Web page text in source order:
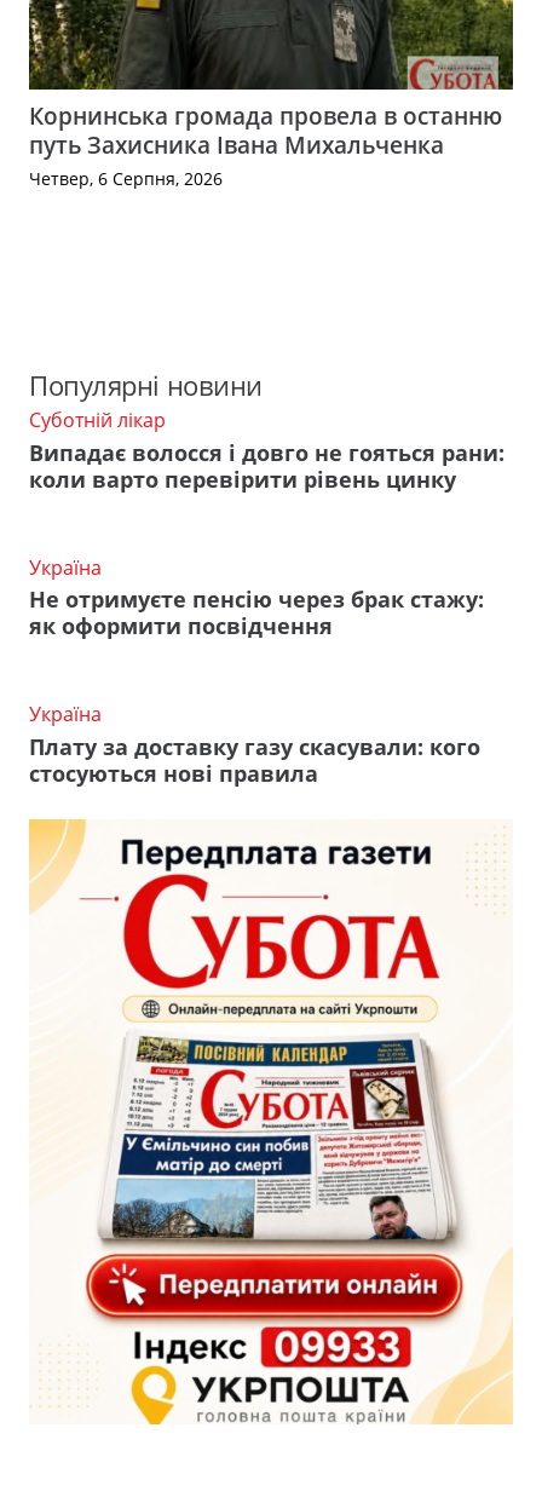
Корнинська громада провела в останню
путь Захисника Івана Михальченка
Четвер, 6 Серпня, 2026
Популярні новини
Суботній лікар
Випадає волосся і довго не гояться рани:
коли варто перевірити рівень цинку
Україна
Не отримуєте пенсію через брак стажу:
як оформити посвідчення
Україна
Плату за доставку газу скасували: кого
стосуються нові правила